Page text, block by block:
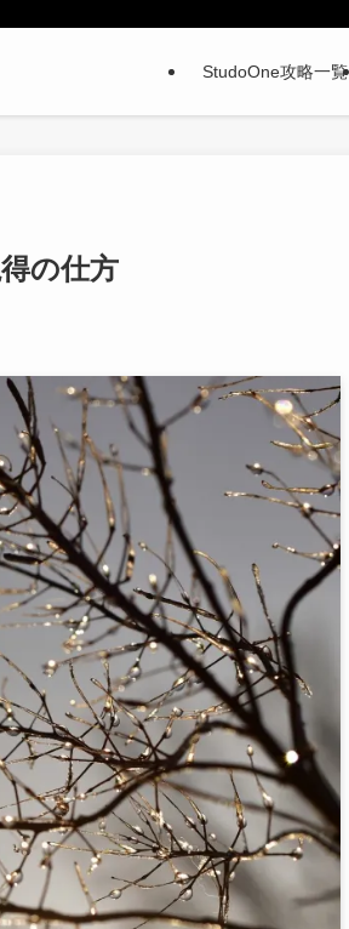
StudoOne攻略一覧
の仕方